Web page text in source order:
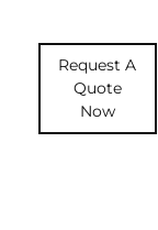
Request A
Quote
Now